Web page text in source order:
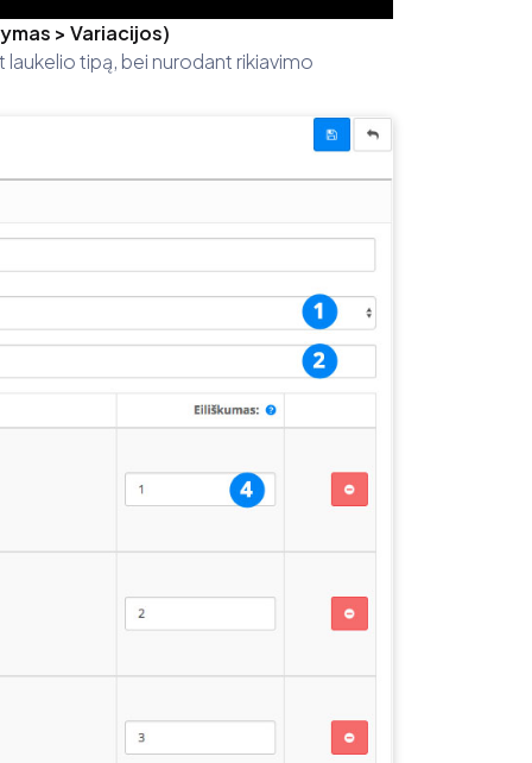
> Variacijos)
laukelio tipą, bei nurodant rikiavimo